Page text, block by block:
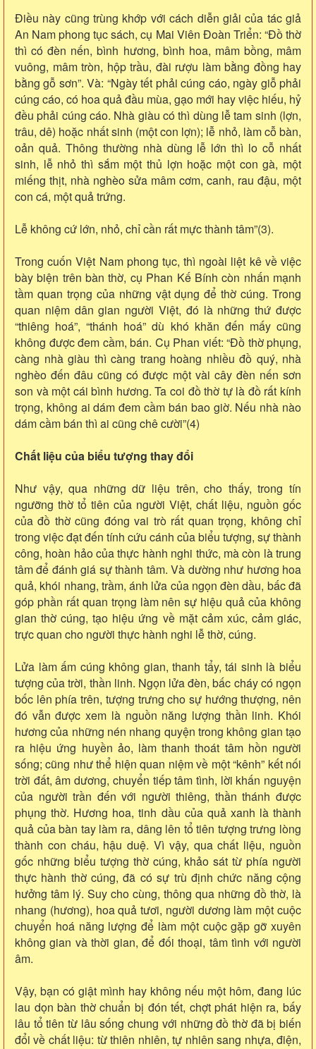
Điều này cũng trùng khớp với cách diễn giải của tác giả
An Nam phong tục sách, cụ Mai Viên Đoàn Triển: “Đồ thờ
thì có đèn nến, bình hương, bình hoa, mâm bồng, mâm
vuông, mâm tròn, hộp trầu, đài rượu làm bằng đồng hay
bằng gỗ sơn”. Và: “Ngày tết phải cúng cáo, ngày giỗ phải
cúng cáo, có hoa quả đầu mùa, gạo mới hay việc hiếu, hỷ
đều phải cúng cáo. Nhà giàu có thì dùng lễ tam sinh (lợn,
trâu, dê) hoặc nhất sinh (một con lợn); lễ nhỏ, làm cỗ bàn,
oản quả. Thông thường nhà dùng lễ lớn thì lo cỗ nhất
sinh, lễ nhỏ thì sắm một thủ lợn hoặc một con gà, một
miếng thịt, nhà nghèo sửa mâm cơm, canh, rau đậu, một
con cá, một quả trứng.
Lễ không cứ lớn, nhỏ, chỉ cần rất mực thành tâm”(3).
Trong cuốn Việt Nam phong tục, thì ngoài liệt kê về việc
bày biện trên bàn thờ, cụ Phan Kế Bính còn nhấn mạnh
tầm quan trọng của những vật dụng để thờ cúng. Trong
quan niệm dân gian người Việt, đó là những thứ được
“thiêng hoá”, “thánh hoá” dù khó khăn đến mấy cũng
không được đem cầm, bán. Cụ Phan viết: “Đồ thờ phụng,
càng nhà giàu thì càng trang hoàng nhiều đồ quý, nhà
nghèo đến đâu cũng có được một vài cây đèn nến sơn
son và một cái bình hương. Ta coi đồ thờ tự là đồ rất kính
trọng, không ai dám đem cầm bán bao giờ. Nếu nhà nào
dám cầm bán thì ai cũng chê cười”(4)
Chất liệu của biểu tượng thay đổi
Như vậy, qua những dữ liệu trên, cho thấy, trong tín
ngưỡng thờ tổ tiên của người Việt, chất liệu, nguồn gốc
của đồ thờ cũng đóng vai trò rất quan trọng, không chỉ
trong việc đạt đến tính cứu cánh của biểu tượng, sự thành
công, hoàn hảo của thực hành nghi thức, mà còn là trung
tâm để đánh giá sự thành tâm. Và dường như hương hoa
quả, khói nhang, trầm, ánh lửa của ngọn đèn dầu, bấc đã
góp phần rất quan trọng làm nên sự hiệu quả của không
gian thờ cúng, tạo hiệu ứng về mặt cảm xúc, cảm giác,
trực quan cho người thực hành nghi lễ thờ, cúng.
Lửa làm ấm cúng không gian, thanh tẩy, tái sinh là biểu
tượng của trời, thần linh. Ngọn lửa đèn, bấc cháy có ngọn
bốc lên phía trên, tượng trưng cho sự hướng thượng, nên
đó vẫn được xem là nguồn năng lượng thần linh. Khói
hương của những nén nhang quyện trong không gian tạo
ra hiệu ứng huyền ảo, làm thanh thoát tâm hồn người
sống; cũng như thể hiện quan niệm về một “kênh” kết nối
trời đất, âm dương, chuyển tiếp tâm tình, lời khấn nguyện
của người trần đến với người thiêng, thần thánh được
phụng thờ. Hương hoa, tinh dầu của quả xanh là thành
quả của bàn tay làm ra, dâng lên tổ tiên tượng trưng lòng
thành con cháu, hậu duệ. Vì vậy, qua chất liệu, nguồn
gốc những biểu tượng thờ cúng, khảo sát từ phía người
thực hành thờ cúng, đã có sự trù định chức năng cộng
hưởng tâm lý. Suy cho cùng, thông qua những đồ thờ, là
nhang (hương), hoa quả tươi, người dương làm một cuộc
chuyển hoá năng lượng để làm một cuộc gặp gỡ xuyên
không gian và thời gian, để đối thoại, tâm tình với người
âm.
Vậy, bạn có giật mình hay không nếu một hôm, đang lúc
lau dọn bàn thờ chuẩn bị đón tết, chợt phát hiện ra, bấy
lâu tổ tiên từ lâu sống chung với những đồ thờ đã bị biến
đổi về chất liệu: từ thiên nhiên, tự nhiên sang nhựa, điện,